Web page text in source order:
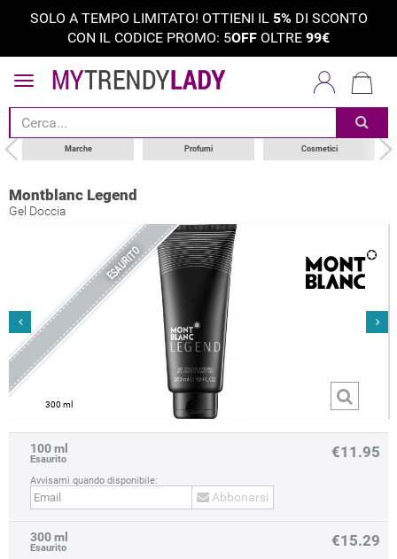
SOLO A TEMPO LIMITATO! OTTIENI IL 5% DI SCONTO
CON IL CODICE PROMO: 5OFF OLTRE 99€
Marche Profumi Cosmetici
Montblanc Legend
Gel Doccia
ESAURITO
300 ml
prev next
100 ml
Esaurito
Avvisami quando disponibile:
Abbonarsi
€11.95
300 ml
Esaurito
€15.29